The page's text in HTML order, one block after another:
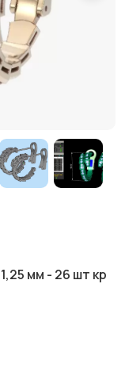
мм - 26 шт кр